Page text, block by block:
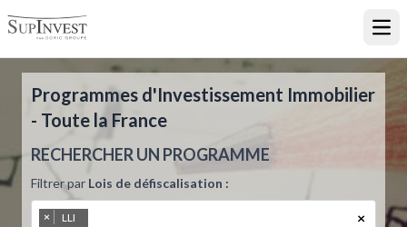
Programmes d'Investissement Immobilier
- Toute la France
RECHERCHER UN PROGRAMME
Filtrer par Lois de défiscalisation :
×
× LLI